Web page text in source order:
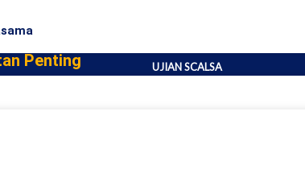
Penting UJIAN SCALSA